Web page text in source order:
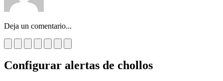
Deja un comentario...
Configurar alertas de chollos